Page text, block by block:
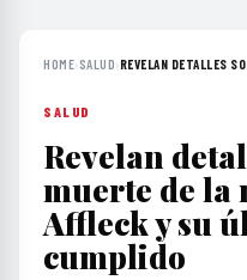
HOME› SALUD› REVELAN DETALLES
SALUD
Revelan
muerte de la
Affleck y su
cumplido